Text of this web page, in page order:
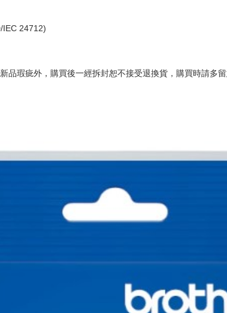
24712)
品瑕疵外，購買後一經拆封恕不接受退換貨，購買時請多